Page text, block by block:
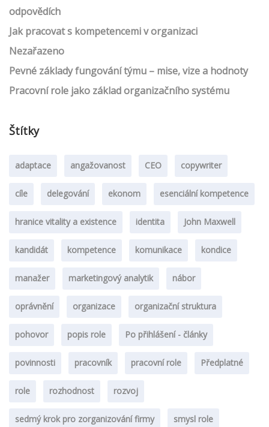
odpovědích
Jak pracovat s kompetencemi v organizaci
Nezařazeno
Pevné základy fungování týmu – mise, vize a hodnoty
Pracovní role jako základ organizačního systému
Štítky
adaptace angažovanost CEO copywriter
cíle delegování ekonom esenciální kompetence
hranice vitality a existence identita John Maxwell
kandidát kompetence komunikace kondice
manažer marketingový analytik nábor
oprávnění organizace organizační struktura
pohovor popis role Po přihlášení - články
povinnosti pracovník pracovní role Předplatné
role rozhodnost rozvoj
sedmý krok pro zorganizování firmy smysl role